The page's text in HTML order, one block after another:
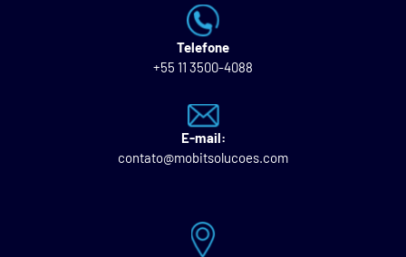
Telefone
+55 11 3500-4088
E-mail:
contato@mobitsolucoes.com